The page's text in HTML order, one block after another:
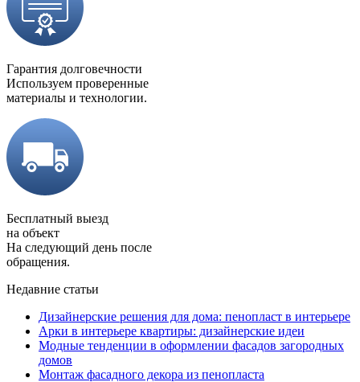
Гарантия долговечности
Используем проверенные
материалы и технологии.
Бесплатный выезд
на объект
На следующий день после
обращения.
Недавние статьи
Дизайнерские решения для дома: пенопласт в интерьере
Арки в интерьере квартиры: дизайнерские идеи
Модные тенденции в оформлении фасадов загородных
домов
Монтаж фасадного декора из пенопласта